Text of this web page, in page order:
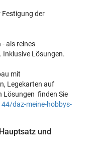
Festigung der
als reines
Inklusive Lösungen.
mit
Legekarten auf
Lösungen finden Sie
daz-meine-hobbys-
und